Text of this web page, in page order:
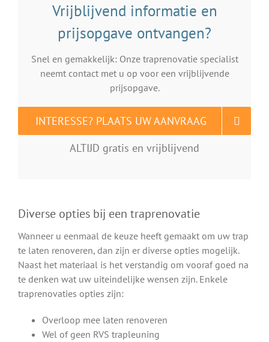
Vrijblijvend informatie en
prijsopgave ontvangen?
Snel en gemakkelijk: Onze traprenovatie specialist
neemt contact met u op voor een vrijblijvende
prijsopgave.
INTERESSE? PLAATS UW AANVRAAG
ALTIJD gratis en vrijblijvend
Diverse opties bij een traprenovatie
Wanneer u eenmaal de keuze heeft gemaakt om uw trap
te laten renoveren, dan zijn er diverse opties mogelijk.
Naast het materiaal is het verstandig om vooraf goed na
te denken wat uw uiteindelijke wensen zijn. Enkele
traprenovaties opties zijn:
Overloop mee laten renoveren
Wel of geen RVS trapleuning